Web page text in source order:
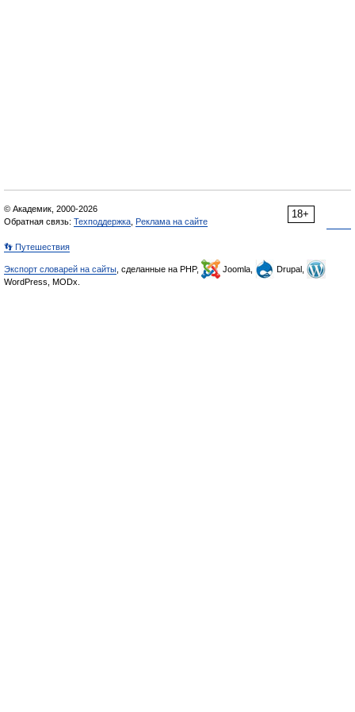
18+
© Академик, 2000-2026
Обратная связь: Техподдержка Реклама на сайте
👣 Путешествия
Экспорт словарей на сайты , сделанные на PHP, Joomla,
Drupal,
WordPress, MODx.